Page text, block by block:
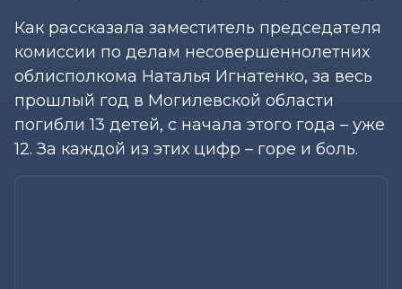
Как рассказала заместитель председателя
комиссии по делам несовершеннолетних
облисполкома Наталья Игнатенко, за весь
прошлый год в Могилевской области
погибли 13 детей, с начала этого года – уже
12. За каждой из этих цифр – горе и боль.